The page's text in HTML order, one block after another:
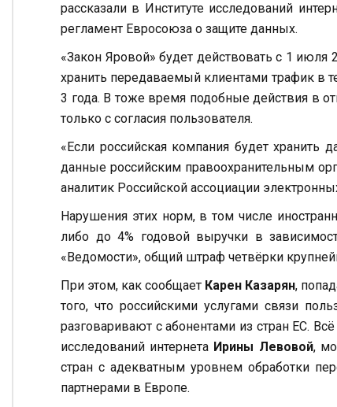
рассказали в Институте исследований
регламент Евросоюза о защите данных.
«Закон Яровой» будет действовать с 1
хранить передаваемый клиентами трафик в
3 года. В тоже время подобные действия в
только с согласия пользователя.
«Если российская компания будет хранить
данные российским правоохранительным
аналитик Российской ассоциации
Нарушения этих норм, в том числе
либо до 4% годовой выручки в
«Ведомости», общий штраф четвёрки
При этом, как сообщает Карен Казарян,
того, что российскими услугами связи
разговаривают с абонентами из стран ЕС.
исследований интернета Ирины Левовой,
стран с адекватным уровнем обработки
партнерами в Европе.